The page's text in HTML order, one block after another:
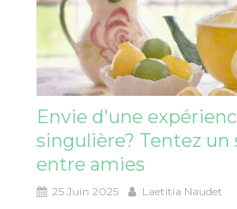
Envie d'une
singulière? Tentez un
entre amies
25 Juin 2025 Laetitia Naudet